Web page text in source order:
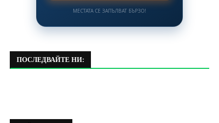
МЕСТАТА СЕ ЗАПЪЛВАТ БЪРЗО!
ПОСЛЕДВАЙТЕ НИ: